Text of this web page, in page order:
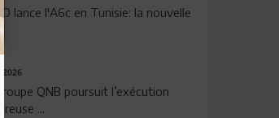
lance l'A6c en Tunisie: la nouvelle
QNB poursuit l’exécution
...